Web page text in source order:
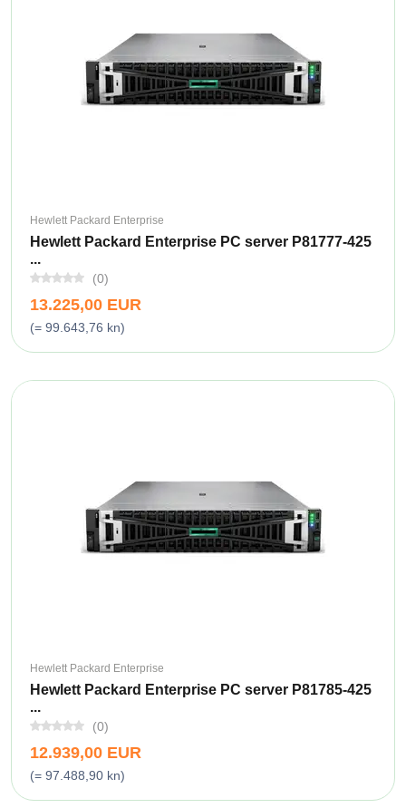
Hewlett Packard Enterprise
Hewlett Packard Enterprise PC server P81777-425
...
(0)
13.225,00 EUR
(= 99.643,76 kn)
Hewlett Packard Enterprise
Hewlett Packard Enterprise PC server P81785-425
...
(0)
12.939,00 EUR
(= 97.488,90 kn)